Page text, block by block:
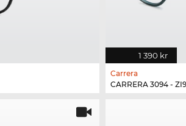
1 390 kr
Carrera
CARRERA 3094 - ZI9